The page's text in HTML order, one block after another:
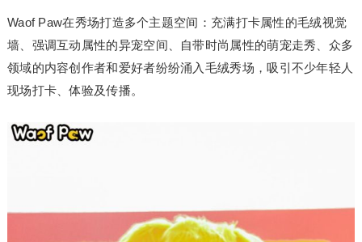
Waof Paw在秀场打造多个主题空间：充满打卡属性的毛绒视觉
墙、强调互动属性的异宠空间、自带时尚属性的萌宠走秀、众多
领域的内容创作者和爱好者纷纷涌入毛绒秀场，吸引不少年轻人
现场打卡、体验及传播。